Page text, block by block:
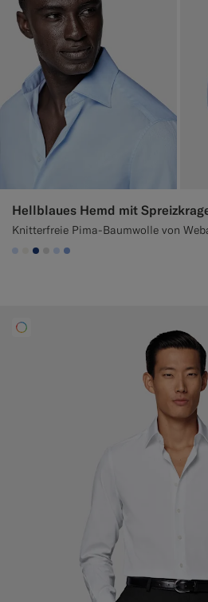
Hellblaues Hemd mit
Knitterfreie Pima-Baumwolle von
#CCDCF9
#F1EFE8
#1C3D7A
#D9DADA
#CCDCF9
#82A1DC